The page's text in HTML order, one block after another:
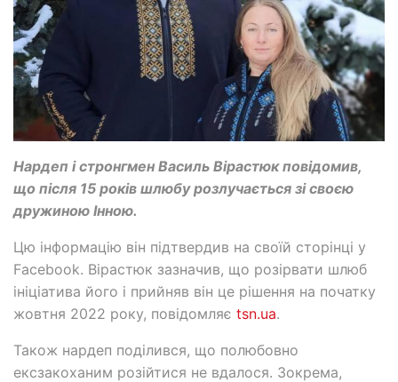
Нардеп і стронгмен Василь Вірастюк повідомив,
що після 15 років шлюбу розлучається зі своєю
дружиною Інною.
Цю інформацію він підтвердив на своїй сторінці у
Facebook. Вірастюк зазначив, що розірвати шлюб
ініціатива його і прийняв він це рішення на початку
жовтня 2022 року, повідомляє tsn.ua.
Також нардеп поділився, що полюбовно
ексзакоханим розійтися не вдалося. Зокрема,